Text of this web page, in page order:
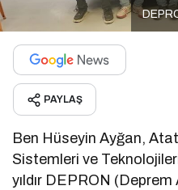
PAYLAŞ
Ben Hüseyin Ayğan,
Sistemleri ve
yıldır DEPRON